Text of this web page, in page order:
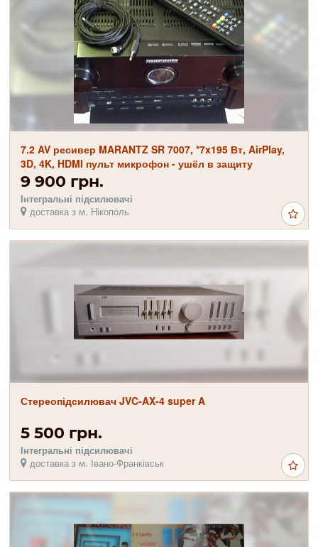
7.2 AV ресивер MARANTZ SR 7007, *7x195 Вт, AirPlay,
3D, 4K, HDMI пульт микрофон - ушёл в защиту
9 900 грн.
Інтегральні підсилювачі
доставка з м. Нікополь
Стереопідсилювач JVC-AX-4 super A
5 500 грн.
Інтегральні підсилювачі
доставка з м. Івано-Франківськ